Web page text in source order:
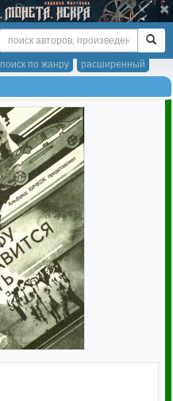
расширенный
поиск по жанру